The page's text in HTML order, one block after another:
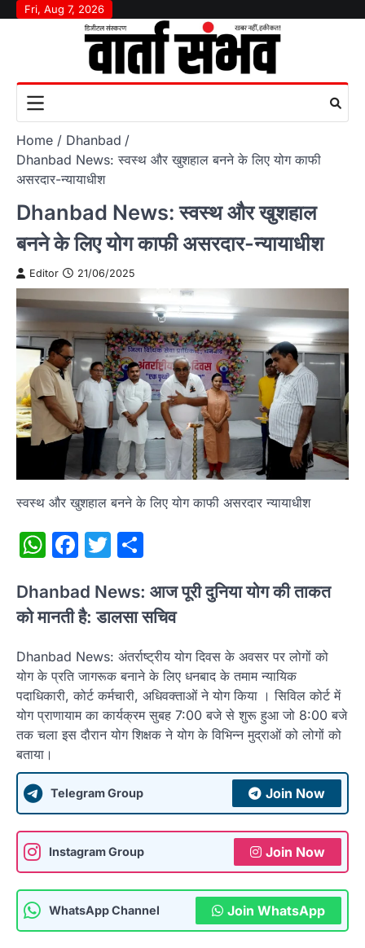
SkipFri, Aug 7, 2026
Home
Dhanbad
Dhanbad News: स्वस्थ और खुशहाल बनने के लिए योग काफी
असरदार-न्यायाधीश
Dhanbad News: स्वस्थ और खुशहाल
बनने के लिए योग काफी असरदार-न्यायाधीश
Editor 21/06/2025
स्वस्थ और खुशहाल बनने के लिए योग काफी असरदार न्यायाधीश
WhatsApp
Facebook
Twitter
Dhanbad News: आज पूरी दुनिया योग की ताकत
को मानती है: डालसा सचिव
Dhanbad News: अंतर्राष्ट्रीय योग दिवस के अवसर पर लोगों को
योग के प्रति जागरूक बनाने के लिए धनबाद के तमाम न्यायिक
पदाधिकारी, कोर्ट कर्मचारी, अधिवक्ताओं ने योग किया । सिविल कोर्ट में
योग प्राणायाम का कार्यक्रम सुबह 7:00 बजे से शुरू हुआ जो 8:00 बजे
तक चला इस दौरान योग शिक्षक ने योग के विभिन्न मुद्राओं को लोगों को
बताया।
Telegram Group Join Now
Instagram Group Join Now
WhatsApp Channel Join WhatsApp